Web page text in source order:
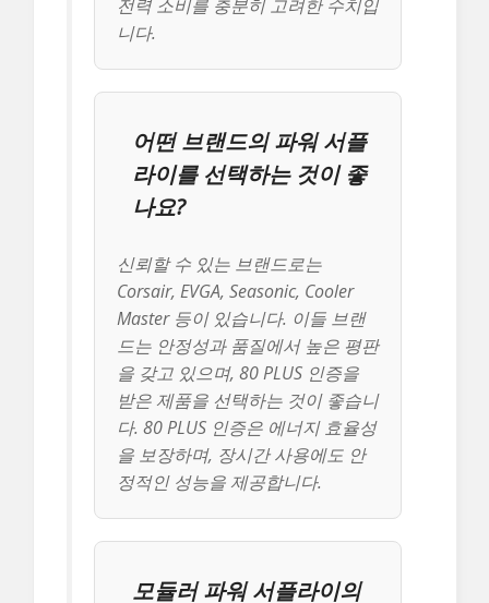
전력 소비를 충분히 고려한 수치입
니다.
어떤 브랜드의 파워 서플
라이를 선택하는 것이 좋
나요?
신뢰할 수 있는 브랜드로는
Corsair, EVGA, Seasonic, Cooler
Master 등이 있습니다. 이들 브랜
드는 안정성과 품질에서 높은 평판
을 갖고 있으며, 80 PLUS 인증을
받은 제품을 선택하는 것이 좋습니
다. 80 PLUS 인증은 에너지 효율성
을 보장하며, 장시간 사용에도 안
정적인 성능을 제공합니다.
모듈러 파워 서플라이의